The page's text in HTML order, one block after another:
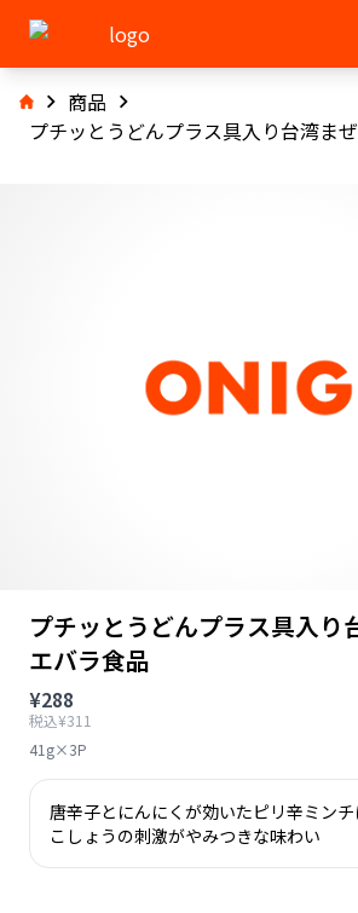
商品
プチッとうどんプラス具入り台湾ま
プチッとうどんプラス具入り
エバラ食品
¥288
税込¥311
41g×3P
唐辛子とにんにくが効いたピリ辛ミンチ
こしょうの刺激がやみつきな味わい